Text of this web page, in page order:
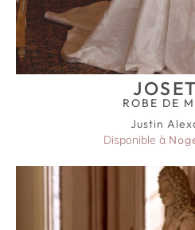
ROBE DE
Justin
Disponible à